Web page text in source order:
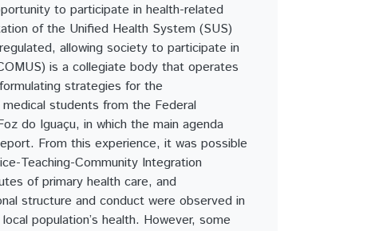
to participate in health-related
of the Unified Health System (SUS)
allowing society to participate in
is a collegiate body that operates
strategies for the
students from the Federal
do Iguaçu, in which the main agenda
From this experience, it was possible
Teaching-Community Integration
of primary health care, and
structure and conduct were observed in
population’s health. However, some